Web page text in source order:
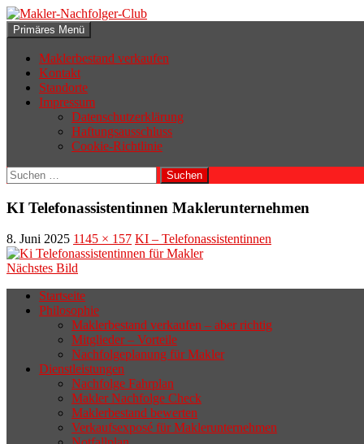
Zum
Inhalt
springen
Makler-Nachfolger-Club
Suchen
Primäres Menü
Maklerbestand verkaufen
Kontakt
Standorte
Impressum
Datenschutzerklärung
Haftungsausschluss
Cookie-Richtlinie
Suchen
nach:
KI Telefonassistentinnen Maklerunternehmen
8. Juni 2025 1145 × 157 KI – Telefonassistentinnen
Nächstes Bild
Wenn sich der Makler oder Inhaber
zurückziehen möchte, aber keinen
geeigneten Nachfolger findet, droht nicht
selten die Geschäftsaufgabe.
Startseite
Philosophie
Maklerbestand verkaufen – aber richtig
Mitglieder – Vorteile
Nachfolgeplanung für Makler
Dienstleistungen
Nachfolge Fahrplan
Makler Nachfolge Check
Maklerbestand bewerten
Verkaufsexposé für Maklerunternehmen